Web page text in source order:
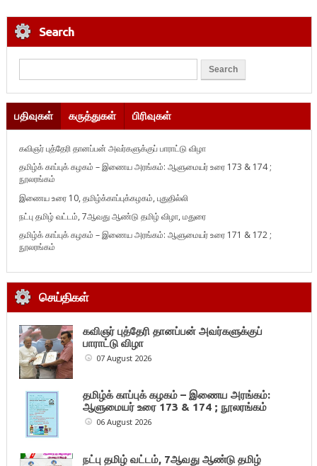
Search
பதிவுகள் கருத்துகள் பிரிவுகள்
கவிஞர் புத்தேரி தானப்பன் அவர்களுக்குப் பாராட்டு விழா
தமிழ்க் காப்புக் கழகம் – இணைய அரங்கம்: ஆளுமையர் உரை 173 & 174 ;
நூலரங்கம்
இணைய உரை 10, தமிழ்க்காப்புக்கழகம், புதுதில்லி
நட்பு தமிழ் வட்டம், 7ஆவது ஆண்டு தமிழ் விழா, மதுரை
தமிழ்க் காப்புக் கழகம் – இணைய அரங்கம்: ஆளுமையர் உரை 171 & 172 ;
நூலரங்கம்
செய்திகள்
கவிஞர் புத்தேரி தானப்பன் அவர்களுக்குப்
பாராட்டு விழா
07 August 2026
தமிழ்க் காப்புக் கழகம் – இணைய அரங்கம்:
ஆளுமையர் உரை 173 & 174 ; நூலரங்கம்
06 August 2026
நட்பு தமிழ் வட்டம், 7ஆவது ஆண்டு தமிழ்